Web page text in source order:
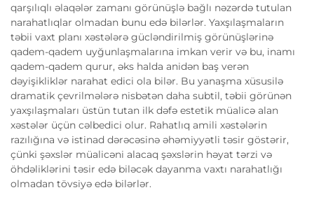
qarşılıqlı əlaqələr zamanı görünüşlə bağlı nəzərdə tutulan
narahatlıqlar olmadan bunu edə bilərlər. Yaxşılaşmaların
təbii vaxt planı xəstələrə gücləndirilmiş görünüşlərinə
qadem-qadem uyğunlaşmalarına imkan verir və bu, inamı
qadem-qadem qurur, əks halda anidən baş verən
dəyişikliklər narahat edici ola bilər. Bu yanaşma xüsusilə
dramatik çevrilmələrə nisbətən daha subtil, təbii görünən
yaxşılaşmaları üstün tutan ilk dəfə estetik müalicə alan
xəstələr üçün cəlbedici olur. Rahatlıq amili xəstələrin
razılığına və istinad dərəcəsinə əhəmiyyətli təsir göstərir,
çünki şəxslər müalicəni alacaq şəxslərin həyat tərzi və
öhdəliklərini təsir edə biləcək dayanma vaxtı narahatlığı
olmadan tövsiyə edə bilərlər.